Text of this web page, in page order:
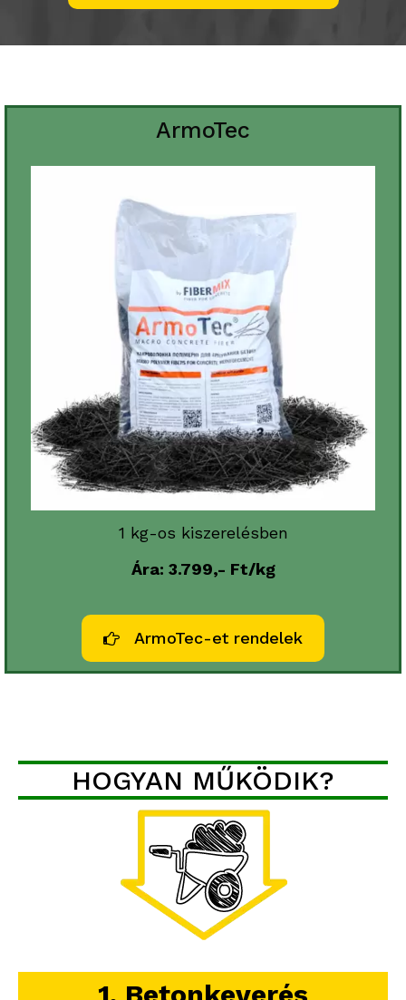
ArmoTec
1 kg-os kiszerelésben
Ára: 3.799,- Ft/kg
ArmoTec-et rendelek
HOGYAN MŰKÖDIK?